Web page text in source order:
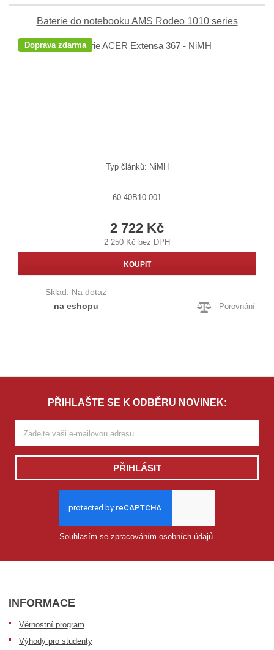
Baterie do notebooku AMS Rodeo 1010 series
Doprava zdarma
Typ článků: NiMH
60.40B10.001
2 722 Kč
2 250 Kč bez DPH
KOUPIT
Sklad: Na dotaz
na eshopu
Porovnání
PŘIHLAŠTE SE K ODBĚRU NOVINEK:
PŘIHLÁSIT
Souhlasím se zpracováním osobních údajů.
INFORMACE
Věrnostní program
Výhody pro studenty